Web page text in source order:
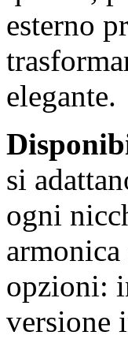
esterno
elegante.
si
ogni
opzioni:
versione